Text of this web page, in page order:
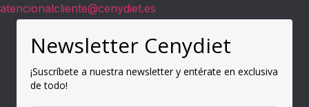
atencionalcliente@cenydiet.es
Newsletter Cenydiet
¡Suscríbete a nuestra newsletter y entérate en exclusiva
de todo!